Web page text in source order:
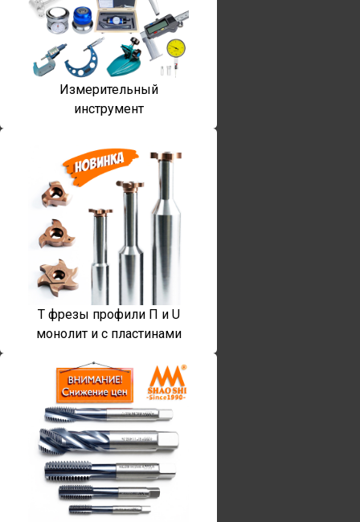
Измерительный
инструмент
T фрезы профили П и U
монолит и с пластинами